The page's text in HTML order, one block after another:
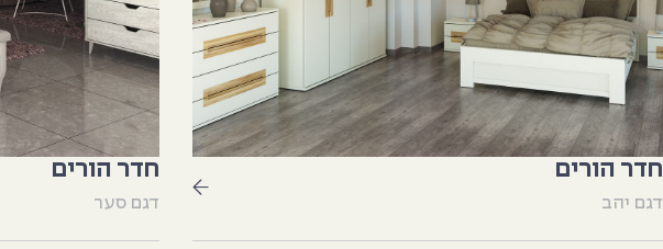
חדר הורים
דגם יהב
חדר הורים
דגם סער